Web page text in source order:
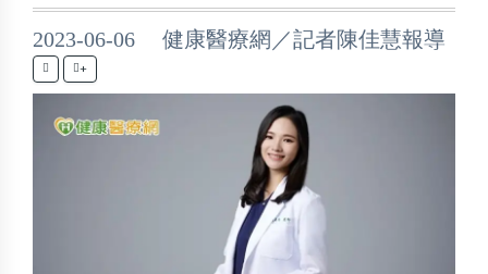
2023-06-06 健康醫療網／記者陳佳慧報導
+